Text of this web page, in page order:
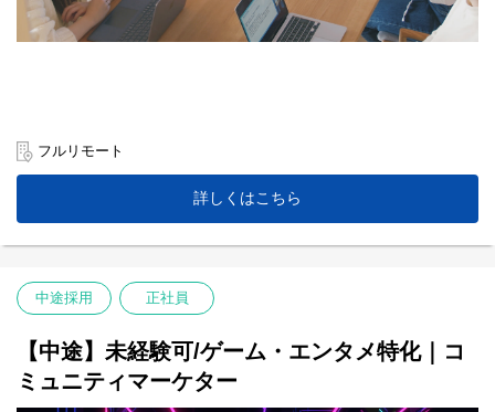
フルリモート
詳しくはこちら
中途採用 正社員
【中途】未経験可/ゲーム・エンタメ特化｜コ
ミュニティマーケター